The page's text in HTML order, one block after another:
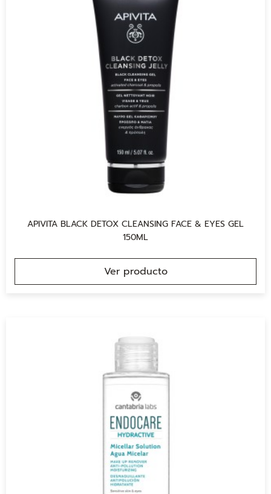
APIVITA BLACK DETOX CLEANSING FACE & EYES GEL
150ML
Ver producto